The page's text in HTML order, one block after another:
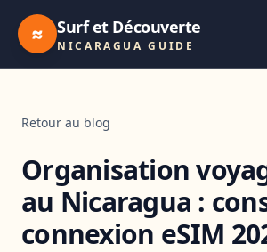
≈ Surf et Découverte
NICARAGUA GUIDE
Retour au blog
Organisation
au Nicaragua :
connexion eSIM